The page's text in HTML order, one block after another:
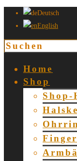
Deutsch
English
Home
Shop
Shop-